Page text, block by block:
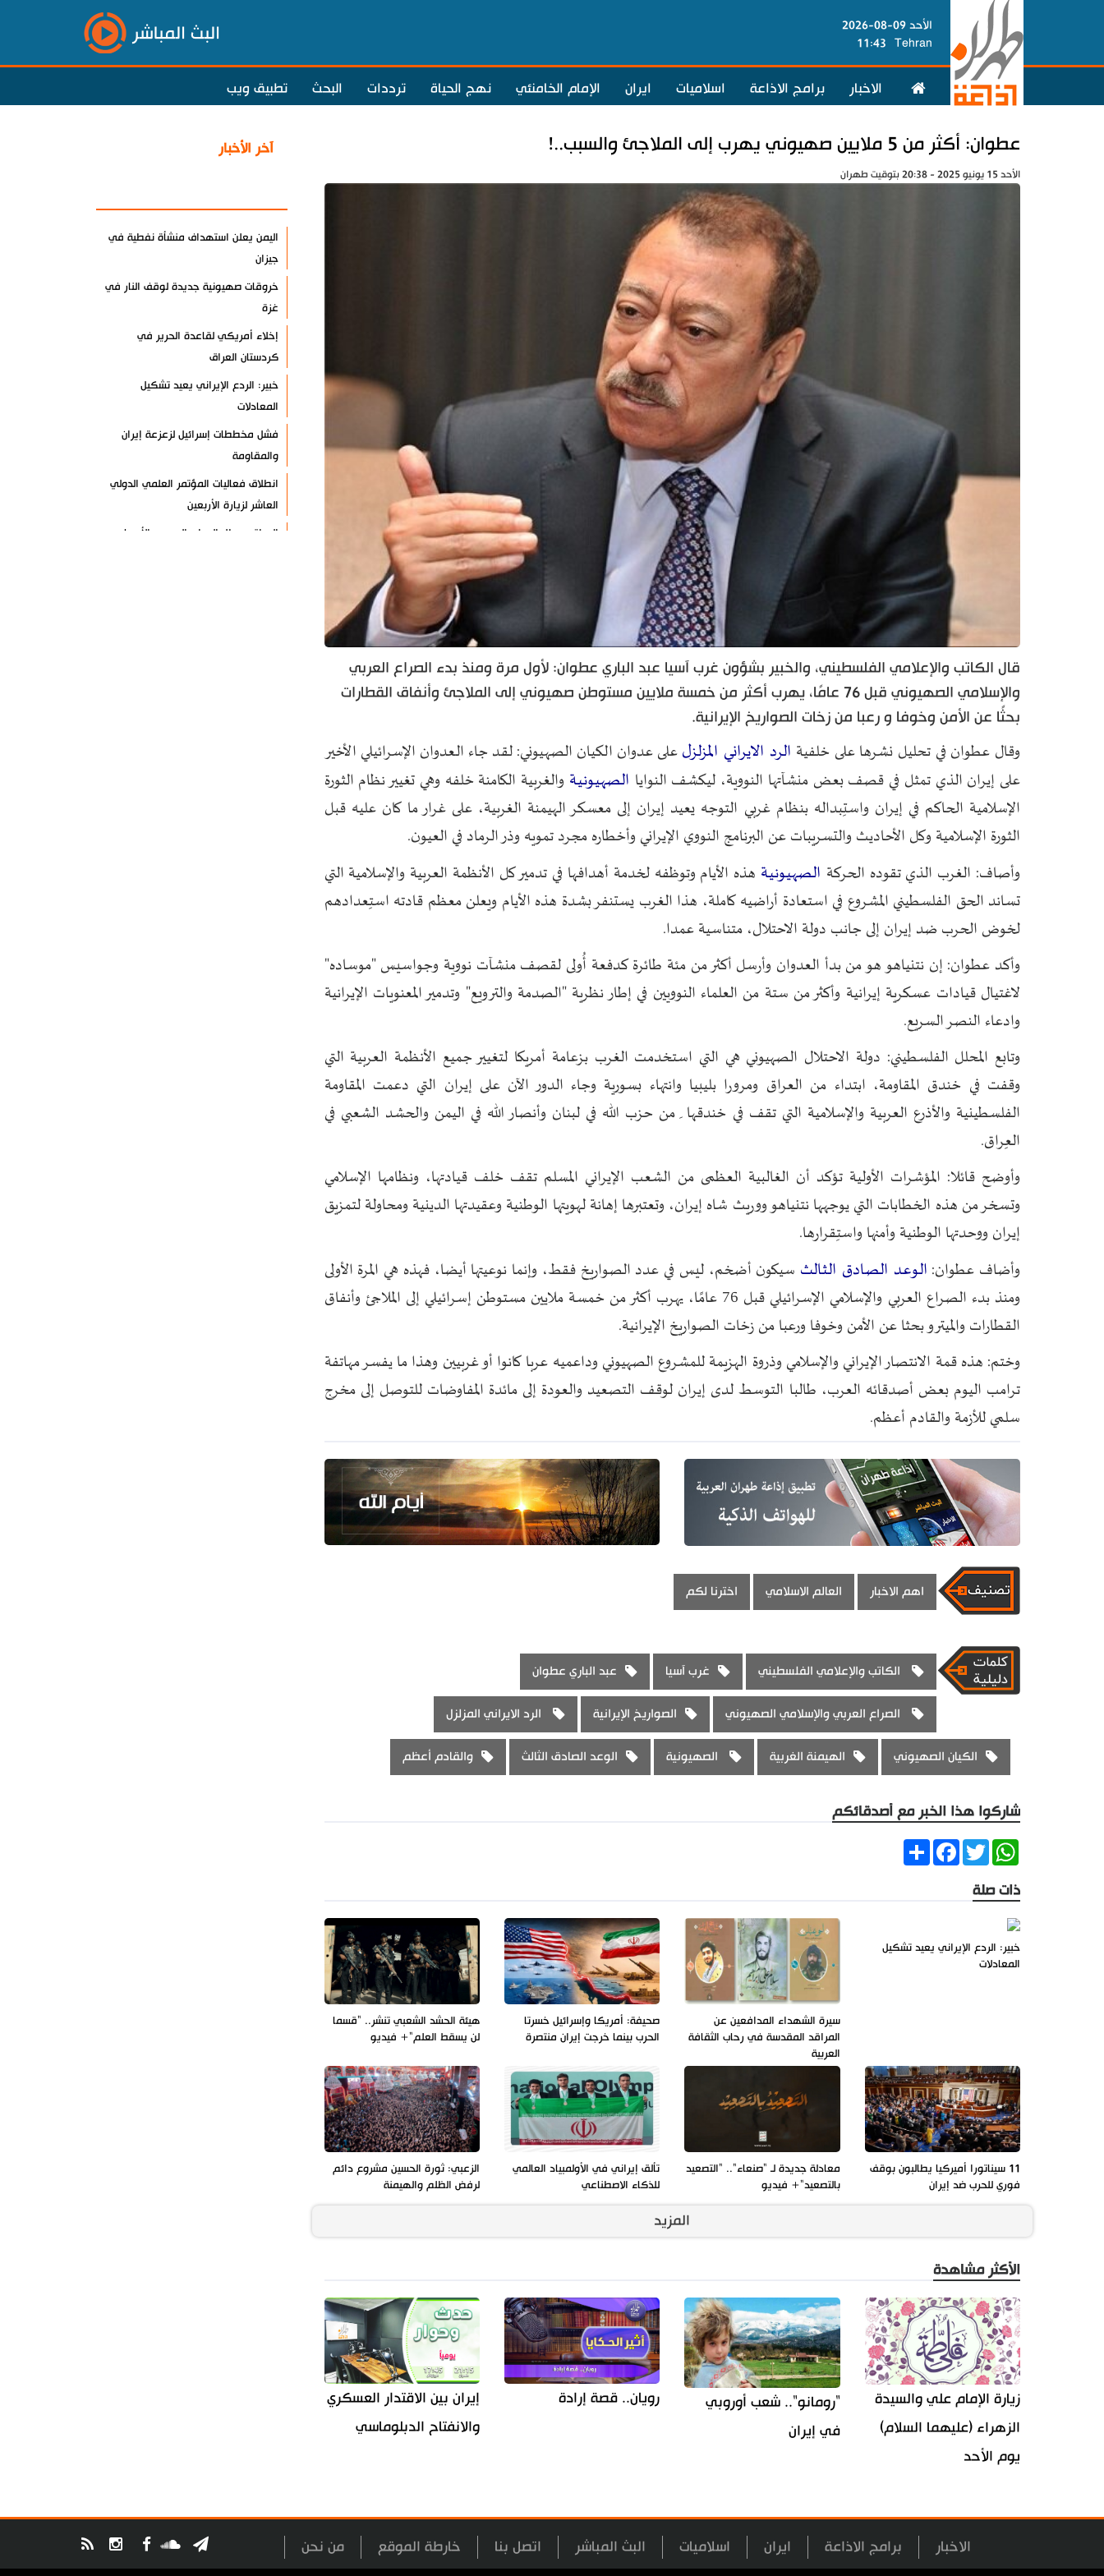
الأحد 09-08-2026
Tehran
11:43 البث المباشر
الاخبار برامج الاذاعة اسلاميات ايران الإمام الخامنئي نهج الحياة ترددات البحث تطبيق ويب
عطوان: أكثر من 5 ملايين صهيوني يهرب إلى الملاجئ والسبب..!
الأحد 15 يونيو 2025 - 20:38 بتوقيت طهران
قال الكاتب والإعلامي الفلسطيني، والخبير بشؤون غرب آسيا عبد الباري عطوان: لأول مرة ومنذ بدء الصراع العربي
والإسلامي الصهيوني قبل 76 عامًا، يهرب أكثر من خمسة ملايين مستوطن صهيوني إلى الملاجئ وأنفاق القطارات
بحثًا عن الأمن وخوفا و رعبا من زخات الصواريخ الإيرانية.
وقال عطوان في تحليل نشرها على خلفية الرد الايراني المزلزلعلى عدوان الكيان الصهيوني: لقد جاء العدوان الإسرائيلي الأخير
على إيران الذي تمثل في قصف بعض منشآتها النووية، ليكشف النوايا الصهيونية والغربية الكامنة خلفه وهي تغيير نظام الثورة
الإسلامية الحاكم في إيران واستِبداله بنظام غربي التوجه يعيد إيران إلى معسكر الهيمنة الغربية، على غرار ما كان عليه قبل
الثورة الإسلامية وكل الأحاديث والتسريبات عن البرنامج النووي الإيراني وأخطاره مجرد تمويه وذر الرماد في العيون.
وأصاف: الغرب الذي تقوده الحركة الصهيونية هذه الأيام وتوظفه لخدمة أهدافها في تدمير كل الأنظمة العربية والإسلامية التي
تساند الحق الفلسطيني المشروع في استعادة أراضيه كاملة، هذا الغرب يستنفر بشدة هذه الأيام ويعلن معظم قادته استِعدادهم
لخوض الحرب ضد إيران إلى جانب دولة الاحتلال، متناسية عمدا.
وأكد عطوان: إن نتنياهو هو من بدأ العدوان وأرسل أكثر من مئة طائرة كدفعة أُولى لقصف منشآت نووية وجواسيس "موساده"
لاغتيال قيادات عسكرية إيرانية وأكثر من ستة من العلماء النوويين في إطار نظرية "الصدمة والترويع" وتدمير المعنويات الإيرانية
وادعاء النصر السريع.
وتابع المحلل الفلسطيني: دولة الاحتلال الصهيوني هي التي استخدمت الغرب بزعامة أمريكا لتغيير جميع الأنظمة العربية التي
وقفت في خندق المقاومة، ابتداء من العراق ومرورا بليبيا وانتهاء بسورية وجاء الدور الآن على إيران التي دعمت المقاومة
الفلسطينية والأذرع العربية والإسلامية التي تقف في خندقها ِ من حزب الله في لبنان وأنصار الله في اليمن والحشد الشعبي في
العِراق.
وأوضح قائلا: المؤشرات الأولية تؤكد أن الغالبية العظمى من الشعب الإيراني المسلم تقف خلف قيادتها، ونظامها الإسلامي
وتسخر من هذه الخطابات التي يوجهها نتنياهو ووريث شاه إيران، وتعتبرها إهانة لهويتها الوطنية وعقيدتها الدينية ومحاولة لتمزيق
إيران ووحدتها الوطنية وأمنها واستِقرارها.
وأضاف عطوان: الوعد الصادق الثالث سيكون أضخم، ليس في عدد الصواريخ فقط، وإنما نوعيتها أيضا، فهذه هي المرة الأولى
ومنذ بدء الصراع العربي والإسلامي الإسرائيلي قبل 76 عامًا، يهرب أكثر من خمسة ملايين مستوطن إسرائيلي إلى الملاجئ وأنفاق
القطارات والميترو بحثا عن الأمن وخوفا ورعبا من زخات الصواريخ الإيرانية.
وختم: هذه قمة الانتصار الإيراني والإسلامي وذروة الهزيمة للمشروع الصهيوني وداعميه عربا كانوا أو غربيين وهذا ما يفسر مهاتفة
ترامب اليوم بعض أصدقائه العرب، طالبا التوسط لدى إيران لوقف التصعيد والعودة إلى مائدة المفاوضات للتوصل إلى مخرج
سلمي للأزمة والقادم أعظم.
اهم الاخبار العالم الاسلامي اخترنا لكم
الكاتب والإعلامي الفلسطيني غرب آسيا عبد الباري عطوان
الصراع العربي والإسلامي الصهيوني الصواريخ الإيرانية الرد الايراني المزلزل
الكيان الصهيوني الهيمنة الغربية الصهيونية الوعد الصادق الثالث والقادم أعظم
شاركوا هذا الخبر مع أصدقائكم
ShareFacebookTwitter
WhatsApp
ذات صلة
خبير: الردع الإيراني يعيد تشكيل
المعادلات
سيرة الشهداء المدافعين عن
المراقد المقدسة في رحاب الثقافة
العربية
صحيفة: أمريكا وإسرائيل خسرتا
الحرب بينما خرجت إيران منتصرة
هيئة الحشد الشعبي تنشر.. "قسما
لن يسقط العلم"+ فيديو
11 سيناتورا أميركيا يطالبون بوقف
فوري للحرب ضد إيران
معادلة جديدة لـ "صنعاء".. "التصعيد
بالتصعيد"+ فيديو
تألق إيراني في الأولمبياد العالمي
للذكاء الاصطناعي
الزعبي: ثورة الحسين مشروع دائم
لرفض الظلم والهيمنة
المزيد
الأكثر مشاهدة
زيارة الإمام علي والسيدة
الزهراء (عليهما السلام)
يوم الأحد
"رومانو".. شعب أوروبي
في إيران
رويان.. قصة إرادة
إيران بين الاقتدار العسكري
والانفتاح الدبلوماسي
آخر الأخبار
اليمن يعلن استهداف منشأة نفطية في
جيزان
خروقات صهيونية جديدة لوقف النار في
غزة
إخلاء أمريكي لقاعدة الحرير في
كردستان العراق
خبير: الردع الإيراني يعيد تشكيل
المعادلات
فشل مخططات إسرائيل لزعزعة إيران
والمقاومة
انطلاق فعاليات المؤتمر العلمي الدولي
العاشر لزيارة الأربعين
العراق يعطل الدوام الرسمي الأربعاء
الاخبار برامج الاذاعة ايران اسلاميات البث المباشر اتصل بنا خارطة الموقع من نحن